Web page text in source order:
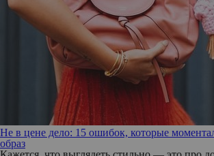
Не в цене дело: 15 ошибок, которые
образ